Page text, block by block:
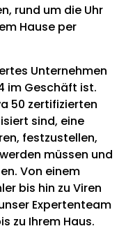
rund um die Uhr
Hause per
Unternehmen
im Geschäft ist.
50 zertifizierten
sind, eine
festzustellen,
müssen und
Von einem
bis hin zu Viren
Expertenteam
zu Ihrem Haus.